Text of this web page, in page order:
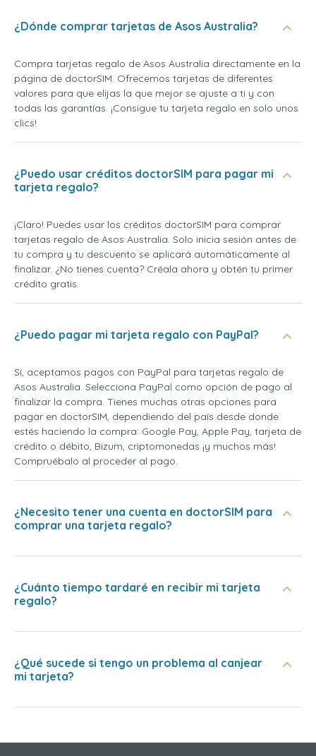
¿Dónde comprar tarjetas de Asos Australia?
Compra tarjetas regalo de Asos Australia directamente en la
página de doctorSIM. Ofrecemos tarjetas de diferentes
valores para que elijas la que mejor se ajuste a ti y con
todas las garantías. ¡Consigue tu tarjeta regalo en solo unos
clics!
¿Puedo usar créditos doctorSIM para pagar mi
tarjeta regalo?
¡Claro! Puedes usar los créditos doctorSIM para comprar
tarjetas regalo de Asos Australia. Solo inicia sesión antes de
tu compra y tu descuento se aplicará automáticamente al
finalizar. ¿No tienes cuenta? Créala ahora y obtén tu primer
crédito gratis.
¿Puedo pagar mi tarjeta regalo con PayPal?
Sí, aceptamos pagos con PayPal para tarjetas regalo de
Asos Australia. Selecciona PayPal como opción de pago al
finalizar la compra. Tienes muchas otras opciones para
pagar en doctorSIM, dependiendo del país desde donde
estés haciendo la compra: Google Pay, Apple Pay, tarjeta de
crédito o débito, Bizum, criptomonedas ¡y muchos más!
Compruébalo al proceder al pago.
¿Necesito tener una cuenta en doctorSIM para
comprar una tarjeta regalo?
¿Cuánto tiempo tardaré en recibir mi tarjeta
regalo?
¿Qué sucede si tengo un problema al canjear
mi tarjeta?